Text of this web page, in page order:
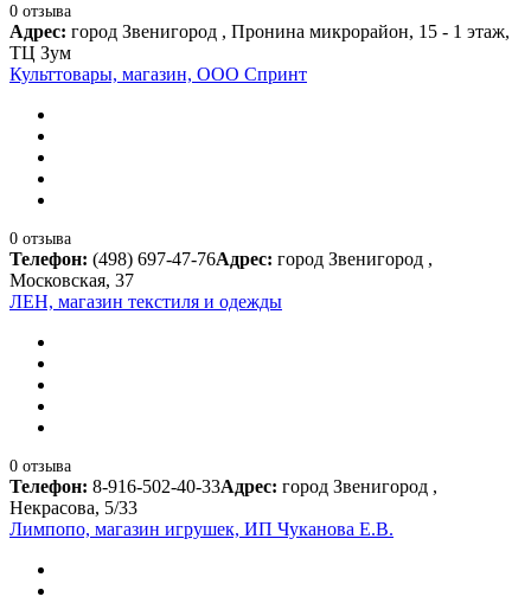
0 отзыва
Адрес: город Звенигород , Пронина микрорайон, 15 - 1 этаж,
ТЦ Зум
Культтовары, магазин, ООО Спринт
0 отзыва
Телефон: (498) 697-47-76Адрес: город Звенигород ,
Московская, 37
ЛЕН, магазин текстиля и одежды
0 отзыва
Телефон: 8-916-502-40-33Адрес: город Звенигород ,
Некрасова, 5/33
Лимпопо, магазин игрушек, ИП Чуканова Е.В.